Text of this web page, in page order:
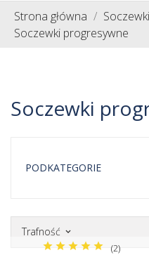
Strona główna
Soczewki progresywne
Soczewki
PODKATEGORIE
Trafność keyboard_arrow_down
(2)